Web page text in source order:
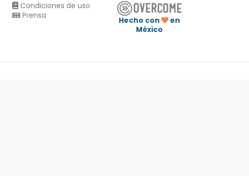
Condiciones de uso
Prensa
Hecho con
en
México